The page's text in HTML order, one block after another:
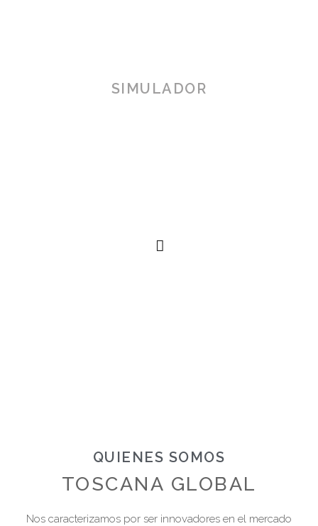
SIMULADOR
QUIENES SOMOS
TOSCANA GLOBAL
Nos caracterizamos por ser innovadores en el mercado